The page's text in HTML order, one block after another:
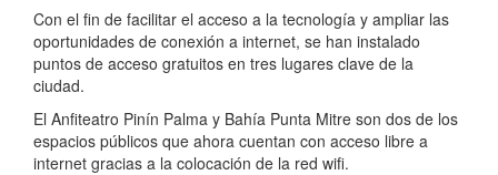
Con el fin de facilitar el acceso a la tecnología y ampliar las
oportunidades de conexión a internet, se han instalado
puntos de acceso gratuitos en tres lugares clave de la
ciudad.
El Anfiteatro Pinín Palma y Bahía Punta Mitre son dos de los
espacios públicos que ahora cuentan con acceso libre a
internet gracias a la colocación de la red wifi.